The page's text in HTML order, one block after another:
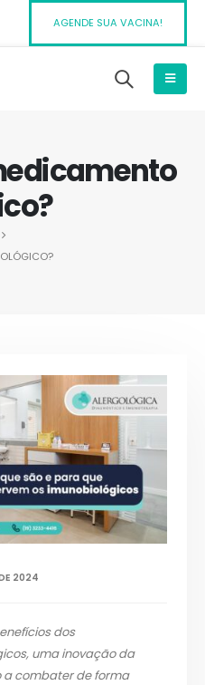
AGENDE SUA VACINA!
2024
dos
uma inovação da
a combater de forma